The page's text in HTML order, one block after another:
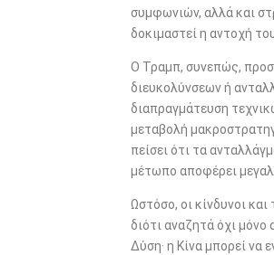
συμφωνιών, αλλά και
δοκιμαστεί η αντοχή
Ο Τραμπ, συνεπώς,
διευκολύνσεων ή
διαπραγμάτευση
μεταβολή
πείσει ότι τα
μέτωπο αποφέρει
Ωστόσο, οι κίνδυνοι
διότι αναζητά όχι
Δύση· η Κίνα μπορεί να